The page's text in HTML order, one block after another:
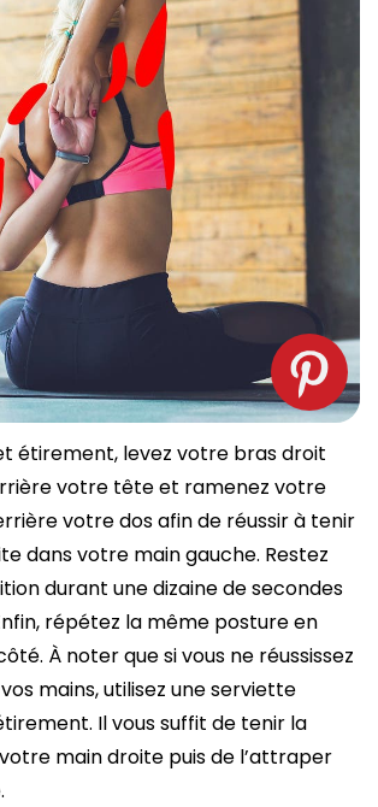
étirement, levez votre bras droit
votre tête et ramenez votre
votre dos afin de réussir à tenir
dans votre main gauche. Restez
durant une dizaine de secondes
répétez la même posture en
À noter que si vous ne réussissez
mains, utilisez une serviette
Il vous suffit de tenir la
main droite puis de l’attraper